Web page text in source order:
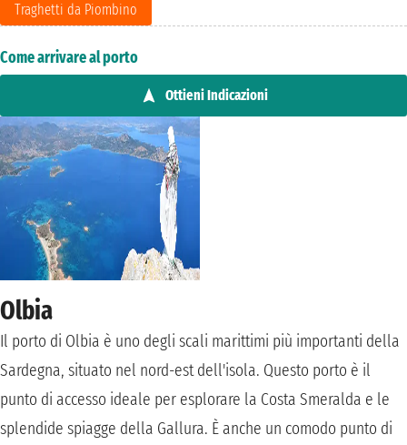
Traghetti da Piombino
Come arrivare al porto
Ottieni Indicazioni
Olbia
Il porto di Olbia è uno degli scali marittimi più importanti della
Sardegna, situato nel nord-est dell'isola. Questo porto è il
punto di accesso ideale per esplorare la Costa Smeralda e le
splendide spiagge della Gallura. È anche un comodo punto di